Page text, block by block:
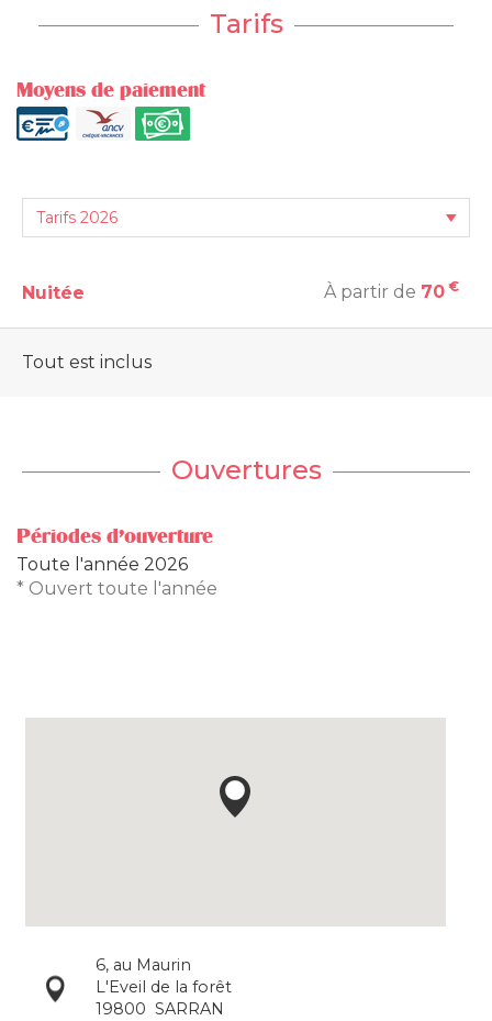
Tarifs
Moyens de paiement
Nuitée À partir de 70 €
Tout est inclus
Ouvertures
Périodes d'ouverture
Toute l'année 2026
* Ouvert toute l'année
6, au Maurin
L'Eveil de la forêt
19800 SARRAN